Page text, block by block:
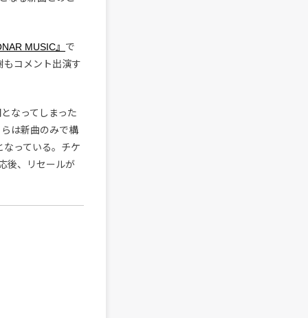
MUSIC』 で
もコメント出演す
なってしまった
は新曲のみで構
っている。チケ
後、リセールが